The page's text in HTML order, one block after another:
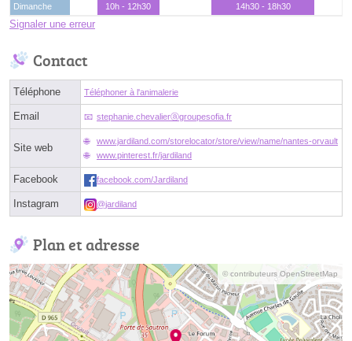
Dimanche
10h - 12h30 14h30 - 18h30
Signaler une erreur
Contact
Téléphone Téléphoner à l'animalerie
Email stephanie.chevalierⓐgroupesofia.fr
Site web
www.jardiland.com/storelocator/store/view/name/nantes-orvault
www.pinterest.fr/jardiland
Facebook facebook.com/Jardiland
Instagram @jardiland
Plan et adresse
© contributeurs OpenStreetMap